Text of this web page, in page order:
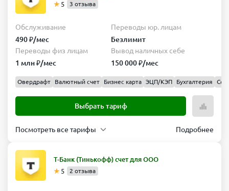
5
3 отзыва
Обслуживание
490 ₽/мес
Переводы юр. лицам
Безлимит
Переводы физ лицам
1 млн ₽/мес
Вывод наличных себе
150 000 ₽/мес
Овердрафт Валютный счет Бизнес карта ЭЦП/КЭП Бухгалтерия
Выбрать тариф
Посмотреть все тарифы Подробнее
Т-Банк (Тинькофф) счет для ООО
5
2 отзыва